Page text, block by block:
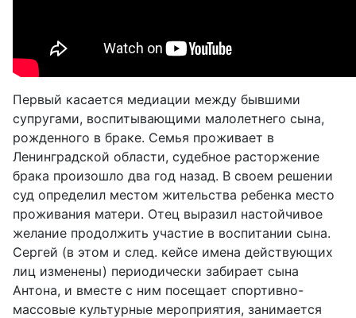
Первый касается медиации между бывшими
супругами, воспитывающими малолетнего сына,
рожденного в браке. Семья проживает в
Ленинградской области, судебное расторжение
брака произошло два год назад. В своем решении
суд определил местом жительства ребенка место
проживания матери. Отец выразил настойчивое
желание продолжить участие в воспитании сына.
Сергей (в этом и след. кейсе имена действующих
лиц изменены) периодически забирает сына
Антона, и вместе с ним посещает спортивно-
массовые культурные мероприятия, занимается